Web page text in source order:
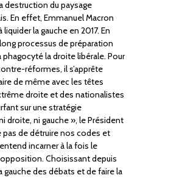
destruction du paysage
En effet, Emmanuel Macron
la gauche en 2017. En
processus de préparation
phagocyté la droite libérale. Pour
réformes, il s’apprête
de même avec les têtes
droite et des nationalistes
sur une stratégie
droite, ni gauche », le Président
de détruire nos codes et
incarner à la fois le
Choisissant depuis
gauche des débats et de faire la